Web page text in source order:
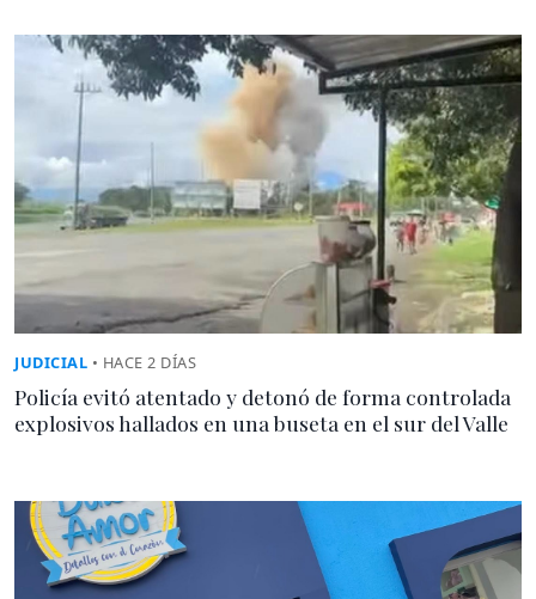
JUDICIAL • HACE 2 DÍAS
Policía evitó atentado y detonó de forma controlada
explosivos hallados en una buseta en el sur del Valle